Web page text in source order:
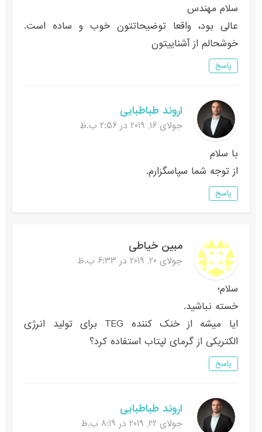
سلام مهندس
عالی بود، واقعا توضیحاتتون خوب و ساده است.
خوشحالم از آشناییتون
پاسخ
اروند طباطبایی
جولای 16, 2019 در 2:56 ب.ظ
با سلام
از توجه شما سپاسگزارم.
پاسخ
مبین خیاطی
جولای 20, 2019 در 6:33 ب.ظ
سلام؛
خسته نباشید.
ایا میشه از خنک کننده TEG برای تولید انرژی
الکتریکی از گرمای لپتاب استفاده کرد؟
پاسخ
اروند طباطبایی
جولای 22, 2019 در 8:19 ب.ظ